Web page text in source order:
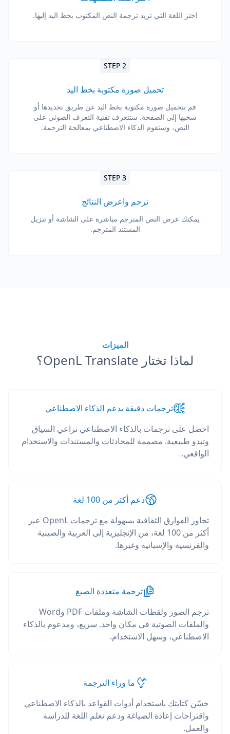
اختر اللغة التي تريد ترجمة النص المكتوب بخط اليد إليها.
STEP 2
تحميل صورة مكتوبة بخط اليد
قم بتحميل صورة مكتوبة بخط اليد عن طريق تحديدها أو
سحبها إلى الصفحة. ستتعرف تقنية التعرف الضوئي على
النص، وستقوم الذكاء الاصطناعي بمعالجة الترجمة.
STEP 3
ترجم واعرض النتائج
يمكنك عرض النص المترجم مباشرة على الشاشة أو تنزيل
المستند المترجم.
الميزات
لماذا تختار OpenL Translate؟
ترجمات دقيقة بدعم الذكاء الاصطناعي
احصل على ترجمات بالذكاء الاصطناعي تراعي السياق
وتبدو طبيعية. مصممة للمحادثات والمستندات والاستخدام
الواقعي.
دعم أكثر من 100 لغة
تجاوز الفوارق الثقافية بسهولة مع ترجمات OpenL عبر
أكثر من 100 لغة، من الإنجليزية إلى العربية والصينية
والفرنسية والإسبانية وغيرها.
ترجمة متعددة الصيغ
ترجم الصور ولقطات الشاشة وملفات PDF وWord
والملفات الصوتية في مكان واحد. سريع، ومدعوم بالذكاء
الاصطناعي، وسهل الاستخدام.
ما وراء الترجمة
حسّن كتابتك باستخدام أدوات القواعد بالذكاء الاصطناعي
واقتراحات إعادة الصياغة ودعم تعلم اللغة للدراسة
والعمل.